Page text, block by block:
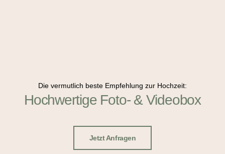
Die vermutlich beste Empfehlung zur Hochzeit:
Hochwertige Foto- & Videobox
Jetzt Anfragen